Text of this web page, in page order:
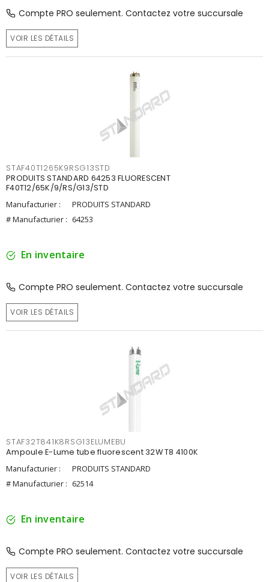
Compte PRO seulement. Contactez votre succursale
VOIR LES DÉTAILS
STAF40T1265K9RSG13STD
PRODUITS STANDARD 64253 FLUORESCENT
F40T12/65K/9/RS/G13/STD
Manufacturier :
PRODUITS STANDARD
# Manufacturier : 64253
En inventaire
Compte PRO seulement. Contactez votre succursale
VOIR LES DÉTAILS
STAF32T841K8RSG13ELUMEBU
Ampoule E-Lume tube fluorescent 32W T8 4100K
Manufacturier :
PRODUITS STANDARD
# Manufacturier : 62514
En inventaire
Compte PRO seulement. Contactez votre succursale
VOIR LES DÉTAILS